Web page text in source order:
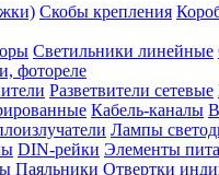
Скобы крепления
Светильники линейные
фотореле
Разветвители сетевые
Кабель-каналы
Лампы
DIN-рейки Элементы
Паяльники Отвертки